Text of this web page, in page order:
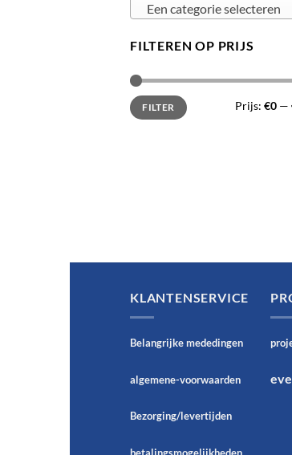
Een categorie selecteren
FILTEREN OP PRIJS
Min.
prijs
Max.
prijsFILTER Prijs: €0—
KLANTENSERVICE
Belangrijke mededingen
algemene-voorwaarden
Bezorging/levertijden